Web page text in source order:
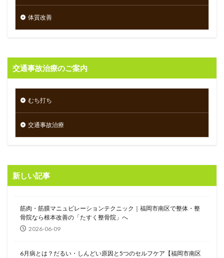
体質改善
交通事故治療のご案内
むち打ち
交通事故治療
新しい記事
筋肉・筋膜マニュピレーションテクニック｜福岡市南区で整体・整
骨院なら根本改善の「たすく整骨院」へ
2026-06-09
6月病とは？だるい・しんどい原因と5つのセルフケア【福岡市南区